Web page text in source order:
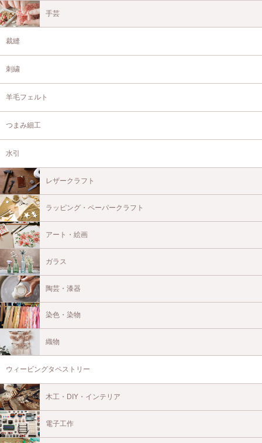
手芸
裁縫
刺繍
羊毛フェルト
つまみ細工
水引
レザークラフト
ラッピング・ペーパークラフト
アート・絵画
ガラス
陶芸・漆器
染色・染物
織物
ウィービングタペストリー
木工・DIY・インテリア
電子工作